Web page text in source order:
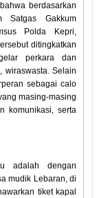
berdasarkan
Satgas Gakkum
Polda Kepri,
ditingkatkan
perkara dan
wiraswasta. Selain
sebagai calo
masing-masing
komunikasi, serta
adalah dengan
mudik Lebaran, di
tiket kapal